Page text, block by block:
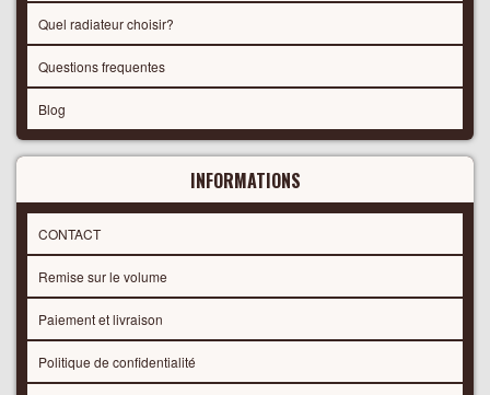
Quel radiateur choisir?
Questions frequentes
Blog
INFORMATIONS
CONTACT
Remise sur le volume
Paiement et livraison
Politique de confidentialité